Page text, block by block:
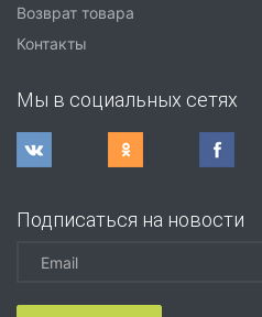
Возврат товара
Контакты
Мы в социальных сетях
Подписаться на новости